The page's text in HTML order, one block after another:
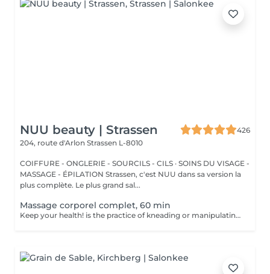
NUU beauty | Strassen
426
204, route d'Arlon Strassen L-8010
COIFFURE - ONGLERIE - SOURCILS - CILS · SOINS DU VISAGE -
MASSAGE - ÉPILATION Strassen, c'est NUU dans sa version la
plus complète. Le plus grand sal...
Massage corporel complet, 60 min
Keep your health! is the practice of kneading or manipulating a person's muscles and other soft-tissue in order to reduce stress, reduce muscle pain, increase relaxation and improve the work of the immune system. Age restrictions: there are no age restrictions for this procedure. Post procedure recommendations: do not do sport and any sharp movements 2-3 hours after the procedure. Frequency: 1-2 times per week, 10 times in total. Repeat once in 3-6 months.